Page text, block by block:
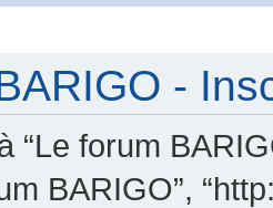
-
“Le forum
BARIGO”,